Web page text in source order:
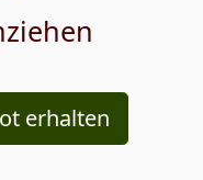
erhalten